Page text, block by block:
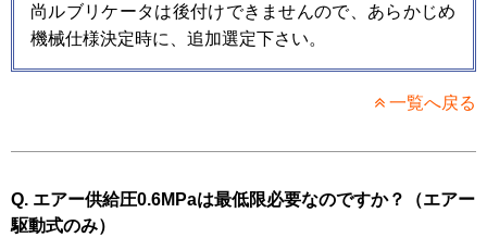
尚ルブリケータは後付けできませんので、あらかじめ
機械仕様決定時に、追加選定下さい。
一覧へ戻る
Q. エアー供給圧0.6MPaは最低限必要なのですか？（エアー
駆動式のみ）